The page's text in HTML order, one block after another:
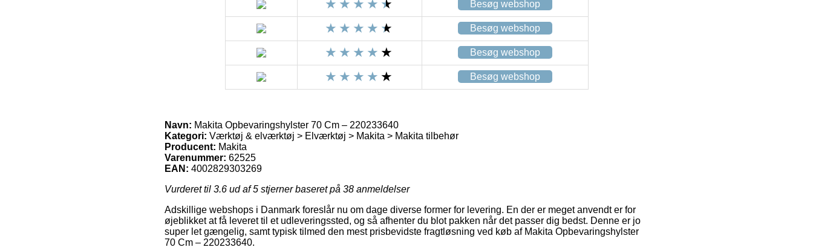
Besøg webshop
Besøg webshop
Besøg webshop
Besøg webshop
Navn: Makita Opbevaringshylster 70 Cm – 220233640
Kategori: Værktøj & elværktøj > Elværktøj > Makita > Makita tilbehør
Producent: Makita
Varenummer: 62525
EAN: 4002829303269
Vurderet til 3.6 ud af 5 stjerner baseret på 38 anmeldelser
Adskillige webshops i Danmark foreslår nu om dage diverse former for levering. En der er meget anvendt er for
øjeblikket at få leveret til et udleveringssted, og så afhenter du blot pakken når det passer dig bedst. Denne er jo
super let gængelig, samt typisk tilmed den mest prisbevidste fragtløsning ved køb af Makita Opbevaringshylster
70 Cm – 220233640.